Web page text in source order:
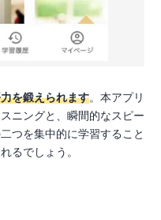
を鍛えられます。本アプリ
ニングと、瞬間的なスピー
つを集中的に学習すること
るでしょう。